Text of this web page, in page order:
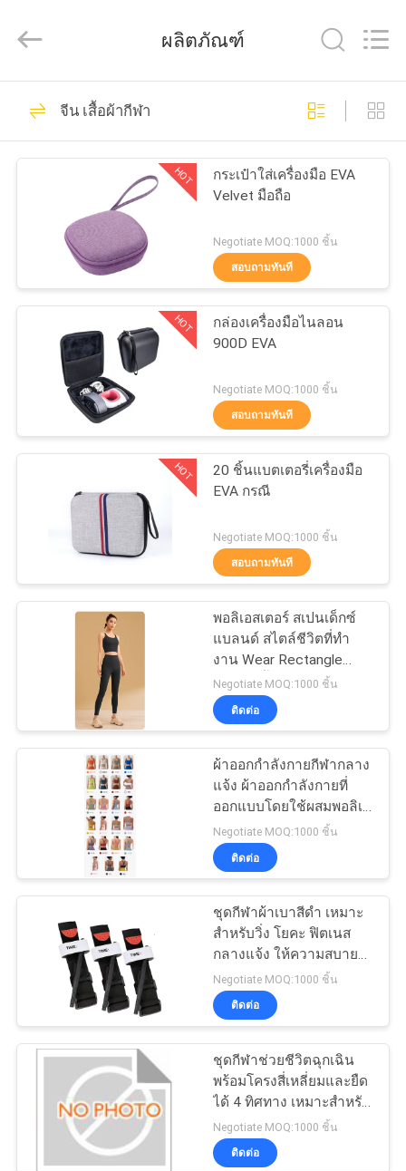
บ้าน
สินค้า
กับ
โรงงาน
ควบคุม
คุณภาพ
แผนผัง
PRIVACY
POLICY
Group
Limited.
Reserved.
กรณีฮาร์ด EVA
68
กล่องเก็บของ EVA
49
กระเป๋าใส่ EVA
กระเป๋าเก็บเงิน
กระเป๋าซิปธนาคาร
134
ถุงล้างเครื่องสำอาง
23
ผลิตภัณฑ์
จีน เสื้อผ้ากีฬา
HOT
กระเป๋าใส่เครื่องมือ EVA
Velvet มือถือ
Negotiate MOQ:1000 ชิ้น
สอบถามทันที
HOT
กล่องเครื่องมือไนลอน
900D EVA
Negotiate MOQ:1000 ชิ้น
สอบถามทันที
HOT
20 ชิ้นแบตเตอรี่เครื่องมือ
EVA กรณี
Negotiate MOQ:1000 ชิ้น
สอบถามทันที
พอลิเอสเตอร์ สเปนเด็กซ์
แบลนด์ สไตล์ชีวิตที่ทํา
งาน Wear Rectangle
Frame เสื้อผ้า เหมาะสําห
รับการฝึกฟิตเนส วิ่งโยคะ
และสวมใส่แบบไม่ชุด
Negotiate MOQ:1000 ชิ้น
ติดต่อ
ผ้าออกกําลังกายกีฬากลาง
แจ้ง ผ้าออกกําลังกายที่
ออกแบบโดยใช้ผสมพอลิเอ
สเตอร์ สปันเด็กซ์ ให้ความ
ยืดหยุ่นและการสนับสนุนที่
ดีที่สุด
Negotiate MOQ:1000 ชิ้น
ติดต่อ
ชุดกีฬาผ้าเบาสีดำ เหมาะ
สำหรับวิ่ง โยคะ ฟิตเนส
กลางแจ้ง ให้ความสบาย
และใช้งานได้ยาวนาน
Negotiate MOQ:1000 ชิ้น
ติดต่อ
ชุดกีฬาช่วยชีวิตฉุกเฉิน
พร้อมโครงสี่เหลี่ยมและยืด
ได้ 4 ทิศทาง เหมาะสำหรับ
กิจกรรมกลางแจ้งและใน
ร่ม
Negotiate MOQ:1000 ชิ้น
ติดต่อ